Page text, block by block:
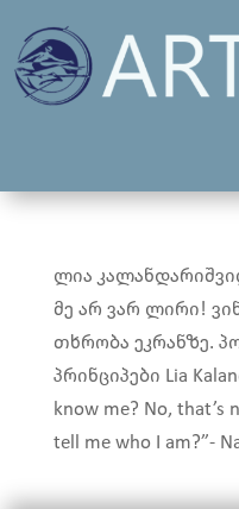
ლია
მე არ ვარ ლირი!
თხრობა ეკრანზე.
პრინციპები Lia
know me? No, that’s
tell me who I am?”-